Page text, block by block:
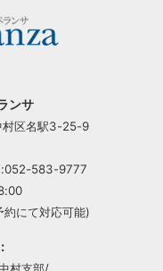
ンサ
村区名駅3-25-9
583-9777
約にて対応可能)